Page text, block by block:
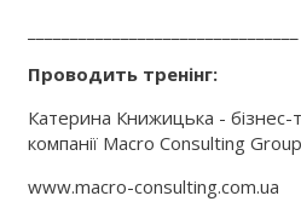
Проводить тренінг:
Катерина Книжицька -
компанії Macro Consulting Group
www.macro-consulting.com.ua